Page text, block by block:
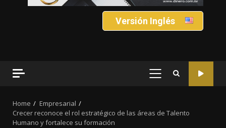
Versión Inglés
PRIMARY
Home
Empresarial
Crecer reconoce el rol estratégico de las áreas de Talento
Humano y fortalece su formación